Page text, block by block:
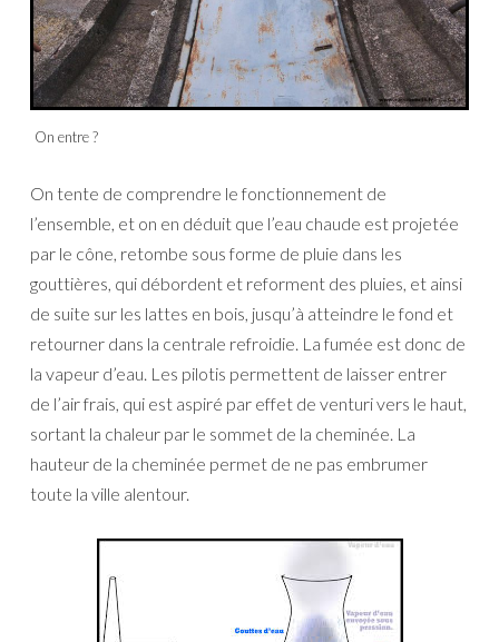
On entre ?
On tente de comprendre le fonctionnement de
l’ensemble, et on en déduit que l’eau chaude est projetée
par le cône, retombe sous forme de pluie dans les
gouttières, qui débordent et reforment des pluies, et ainsi
de suite sur les lattes en bois, jusqu’à atteindre le fond et
retourner dans la centrale refroidie. La fumée est donc de
la vapeur d’eau. Les pilotis permettent de laisser entrer
de l’air frais, qui est aspiré par effet de venturi vers le haut,
sortant la chaleur par le sommet de la cheminée. La
hauteur de la cheminée permet de ne pas embrumer
toute la ville alentour.